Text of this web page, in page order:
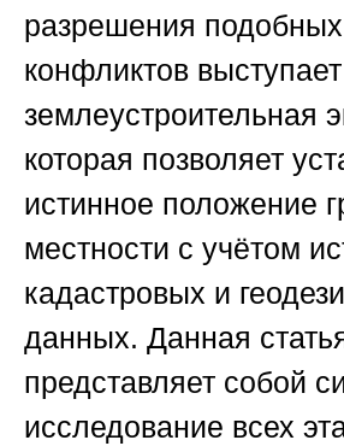
разрешения подобных
конфликтов
землеустроительная
которая позволяет
истинное положение
местности с учётом
кадастровых и
данных. Данная
представляет собой
исследование всех